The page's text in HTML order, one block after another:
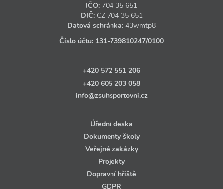
IČO: 704 35 651
DIČ: CZ 704 35 651
Datová schránka: 43wmtp8
Číslo účtu: 131‑739810247/0100
+420 572 551 206
+420 605 203 058
info@zsuhsportovni.cz
Úřední deska
Dokumenty školy
Veřejné zakázky
Projekty
Dopravní hřiště
GDPR